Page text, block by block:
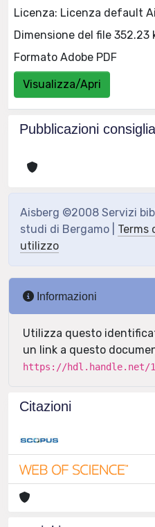
Licenza: Licenza default
Dimensione del file 352.23
Formato Adobe PDF
Visualizza/Apri
Pubblicazioni
Aisberg ©2008 Servizi
studi di Bergamo | Terms
utilizzo
Informazioni
Utilizza questo
un link a questo
https://hdl.handle.net/
Citazioni